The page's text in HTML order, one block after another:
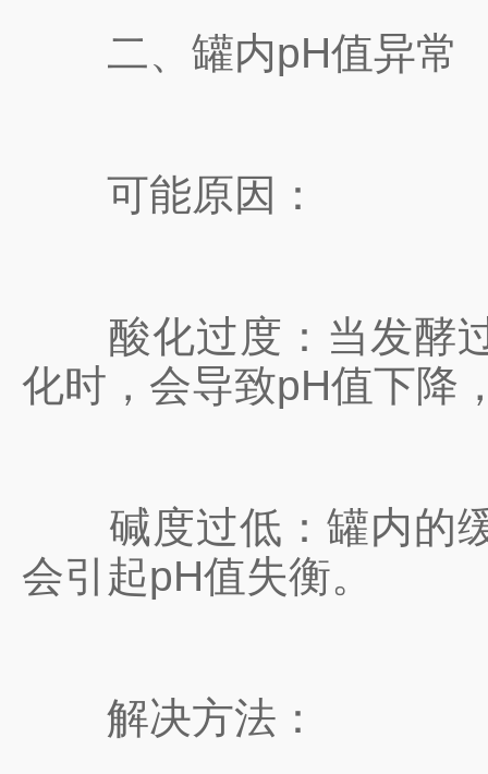
二、罐内pH值异常
可能原因：
酸化过度：当发酵过
化时，会导致pH值下降
碱度过低：罐内的缓
会引起pH值失衡。
解决方法：